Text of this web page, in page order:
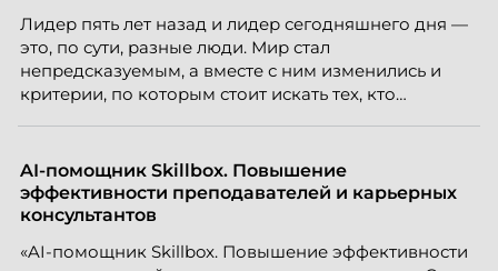
Лидер пять лет назад и лидер сегодняшнего дня —
это, по сути, разные люди. Мир стал
непредсказуемым, а вместе с ним изменились и
критерии, по которым стоит искать тех, кто
«свадебного генерала», почему стандартные
системы оценки часто упускают самых талантливых
людей и как выявить лидерский потенциал ещё до
Тимур Соколов, ключевой эксперт по
AI-помощник Skillbox. Повышение
эффективности преподавателей и карьерных
консультантов
«AI-помощник Skillbox. Повышение эффективности